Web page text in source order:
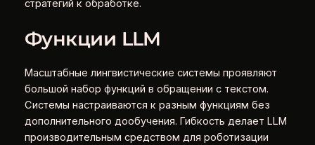
стратегий к обработке.
Функции LLM
Масштабные лингвистические системы проявляют
большой набор функций в обращении с текстом.
Системы настраиваются к разным функциям без
дополнительного дообучения. Гибкость делает LLM
производительным средством для роботизации